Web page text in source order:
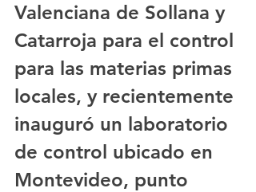
Valenciana de Sollana y
Catarroja para el control
para las materias primas
locales, y recientemente
inauguró un laboratorio
de control ubicado en
Montevideo, punto